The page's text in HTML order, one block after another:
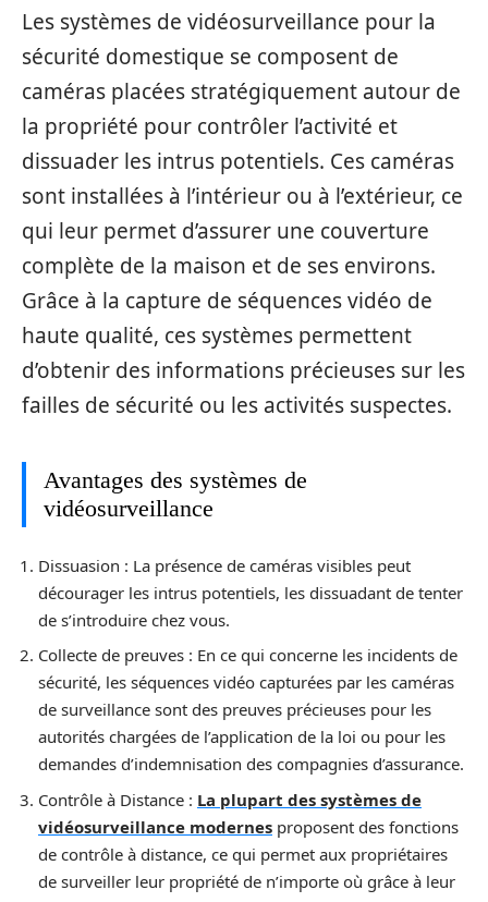
Les systèmes de vidéosurveillance pour la
sécurité domestique se composent de
caméras placées stratégiquement autour de
la propriété pour contrôler l’activité et
dissuader les intrus potentiels. Ces caméras
sont installées à l’intérieur ou à l’extérieur, ce
qui leur permet d’assurer une couverture
complète de la maison et de ses environs.
Grâce à la capture de séquences vidéo de
haute qualité, ces systèmes permettent
d’obtenir des informations précieuses sur les
failles de sécurité ou les activités suspectes.
Avantages des systèmes de
vidéosurveillance
Dissuasion : La présence de caméras visibles peut
décourager les intrus potentiels, les dissuadant de tenter
de s’introduire chez vous.
Collecte de preuves : En ce qui concerne les incidents de
sécurité, les séquences vidéo capturées par les caméras
de surveillance sont des preuves précieuses pour les
autorités chargées de l’application de la loi ou pour les
demandes d’indemnisation des compagnies d’assurance.
Contrôle à Distance : La plupart des systèmes de
vidéosurveillance modernes proposent des fonctions
de contrôle à distance, ce qui permet aux propriétaires
de surveiller leur propriété de n’importe où grâce à leur